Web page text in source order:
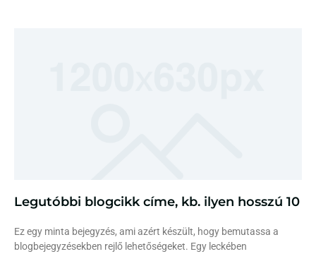
Legutóbbi blogcikk címe, kb. ilyen hosszú 10
Ez egy minta bejegyzés, ami azért készült, hogy bemutassa a
blogbejegyzésekben rejlő lehetőségeket. Egy leckében